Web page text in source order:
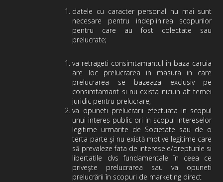
datele cu caracter personal nu mai sunt
necesare pentru indeplinirea scopurilor
pentru care au fost colectate sau
prelucrate;
va retrageti consimtamantul in baza caruia
are loc prelucrarea in masura in care
prelucrarea se bazeaza exclusiv pe
consimtamant si nu exista niciun alt temei
juridic pentru prelucrare;
va opuneti prelucrarii efectuata in scopul
unui interes public ori in scopul intereselor
legitime urmarite de Societate sau de o
terta parte şi nu există motive legitime care
să prevaleze fata de interesele/drepturile si
libertatile dvs fundamentale în ceea ce
priveşte prelucrarea sau va opuneti
prelucrării în scopuri de marketing direct